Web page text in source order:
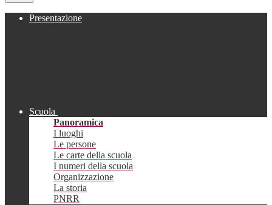
Presentazione
Scuola
Panoramica
I luoghi
Le persone
Le carte della scuola
I numeri della scuola
Organizzazione
La storia
PNRR